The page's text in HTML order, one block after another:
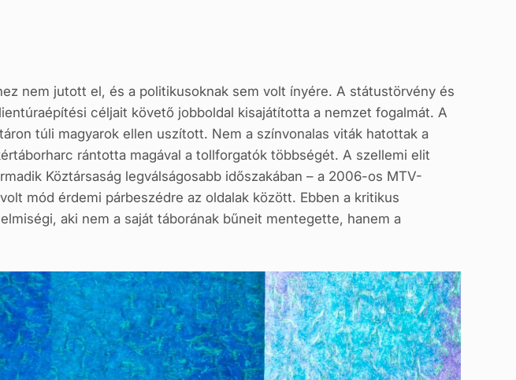
nem jutott el, és a politikusoknak sem volt ínyére. A státustörvény és
céljait követő jobboldal kisajátította a nemzet fogalmát. A
túli magyarok ellen uszított. Nem a színvonalas viták hatottak a
rántotta magával a tollforgatók többségét. A szellemi elit
Köztársaság legválságosabb időszakában – a 2006-os MTV-
mód érdemi párbeszédre az oldalak között. Ebben a kritikus
aki nem a saját táborának bűneit mentegette, hanem a